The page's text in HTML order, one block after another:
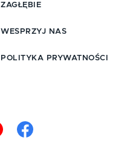
ZAGŁĘBIE
WESPRZYJ NAS
POLITYKA PRYWATNOŚCI